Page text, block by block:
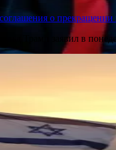
о
Трамп заявил в